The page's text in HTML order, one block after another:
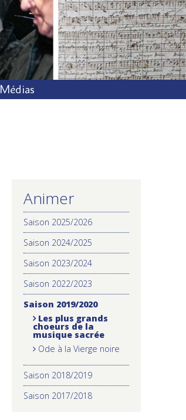
Médias
NAVIGATION
Animer
Saison 2025/2026
Saison 2024/2025
Saison 2023/2024
Saison 2022/2023
Saison 2019/2020
Les plus grands
choeurs de la
musique sacrée
Ode à la Vierge noire
Saison 2018/2019
Saison 2017/2018